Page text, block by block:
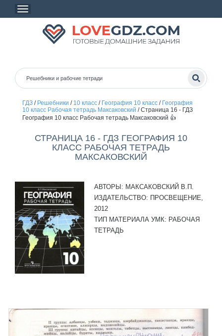
ГДЗ/ Решебники / 10 класс/ География 10 класс/ География
10 класс Рабочая тетрадь Максаковский /Страница 16 - ГДЗ
География 10 класс Рабочая тетрадь Максаковский 👍
СТРАНИЦА 16 - ГДЗ ГЕОГРАФИЯ 10
КЛАСС РАБОЧАЯ ТЕТРАДЬ
МАКСАКОВСКИЙ
АВТОРЫ: МАКСАКОВСКИЙ В.П.
ИЗДАТЕЛЬСТВО: ПРОСВЕЩЕНИЕ,
2012
ТИП МАТЕРИАЛА УМК: РАБОЧАЯ
ТЕТРАДЬ